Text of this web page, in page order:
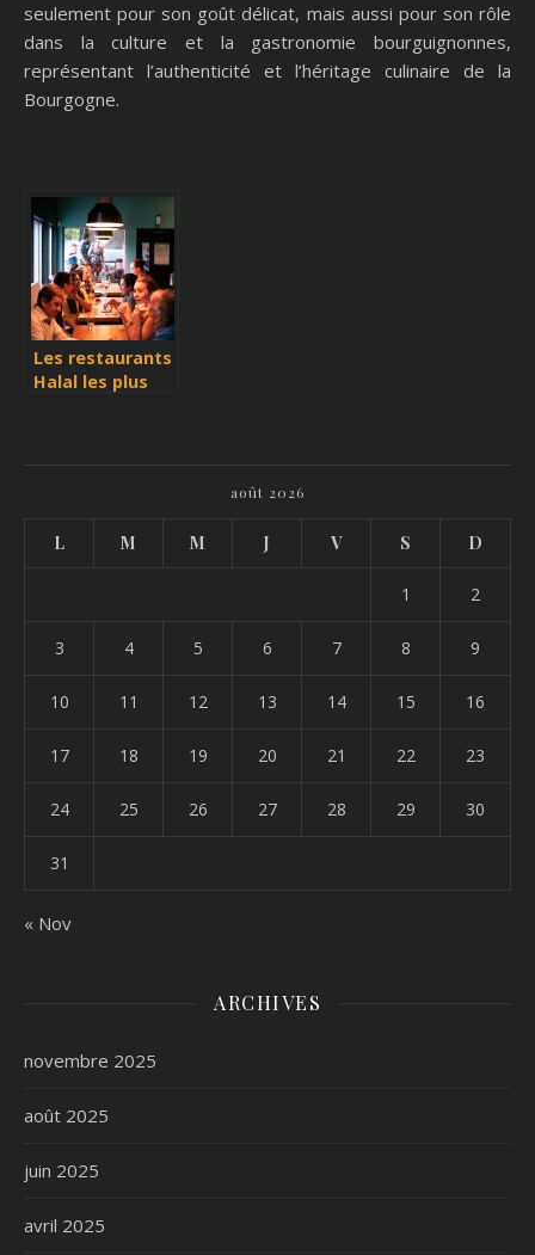
seulement pour son goût délicat, mais aussi pour son rôle
dans la culture et la gastronomie bourguignonnes,
représentant l’authenticité et l’héritage culinaire de la
Bourgogne.
Les restaurants
Halal les plus
août 2026
L M M J V S D
1 2
3 4 5 6 7 8 9
10 11 12 13 14 15 16
17 18 19 20 21 22 23
24 25 26 27 28 29 30
31
« Nov
ARCHIVES
novembre 2025
août 2025
juin 2025
avril 2025